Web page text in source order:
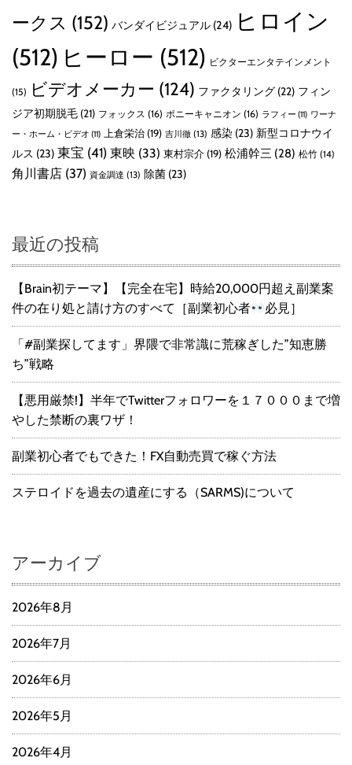
ークス (152) バンダイビジュアル (24) ヒロイン
(512) ヒーロー (512) ビクターエンタテインメント
(15) ビデオメーカー (124) ファクタリング (22) フィン
ジア初期脱毛 (21) フォックス (16) ポニーキャニオン (16) ラフィー (11) ワーナ
ー・ホーム・ビデオ (11) 上倉栄治 (19) 吉川徹 (13) 感染 (23) 新型コロナウイ
ルス (23) 東宝 (41) 東映 (33) 東村宗介 (19) 松浦幹三 (28) 松竹 (14)
角川書店 (37) 資金調達 (13) 除菌 (23)
最近の投稿
【Brain初テーマ】【完全在宅】時給20,000円超え副業案
件の在り処と請け方のすべて［副業初心者
必見］
「#副業探してます」界隈で非常識に荒稼ぎした”知恵勝
ち”戦略
【悪用厳禁!】半年でTwitterフォロワーを１７０００まで増
やした禁断の裏ワザ！
副業初心者でもできた！FX自動売買で稼ぐ方法
ステロイドを過去の遺産にする（SARMS)について
アーカイブ
2026年8月
2026年7月
2026年6月
2026年5月
2026年4月